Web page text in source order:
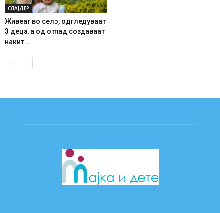
СЛАЈДЕР
Живеат во село, одгледуваат
3 деца, а од отпад создаваат
накит...